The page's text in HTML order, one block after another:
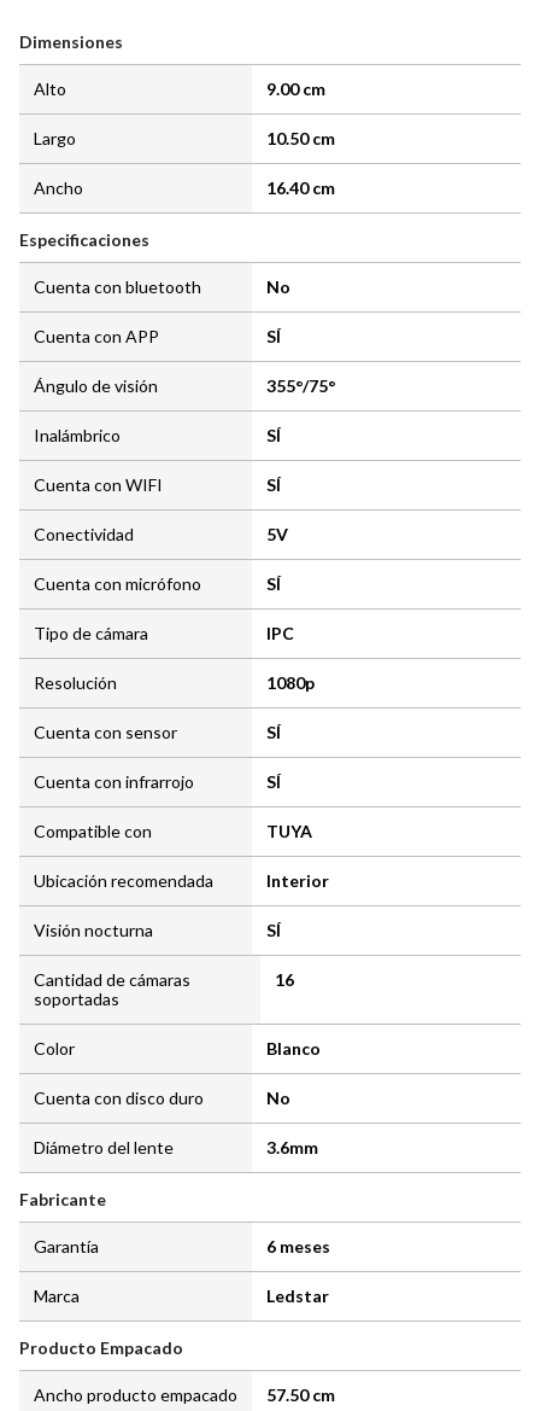
Dimensiones
Alto 9.00 cm
Largo 10.50 cm
Ancho 16.40 cm
Especificaciones
Cuenta con bluetooth No
Cuenta con APP SÍ
Ángulo de visión 355°/75°
Inalámbrico SÍ
Cuenta con WIFI SÍ
Conectividad 5V
Cuenta con micrófono SÍ
Tipo de cámara IPC
Resolución 1080p
Cuenta con sensor SÍ
Cuenta con infrarrojo SÍ
Compatible con TUYA
Ubicación recomendada Interior
Visión nocturna SÍ
Cantidad de cámaras
soportadas
16
Color Blanco
Cuenta con disco duro No
Diámetro del lente 3.6mm
Fabricante
Garantía 6 meses
Marca Ledstar
Producto Empacado
Ancho producto empacado 57.50 cm